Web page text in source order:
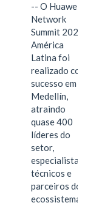
-- O Huawei
Network
Summit 2026
América
Latina foi
realizado com
sucesso em
Medellín,
atraindo
quase 400
líderes do
setor,
especialistas
técnicos e
parceiros do
ecossistema.…